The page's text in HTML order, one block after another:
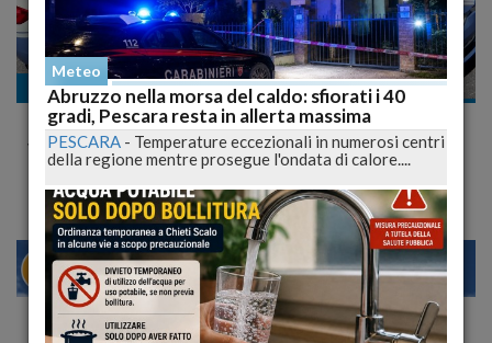
Cronaca nazionale
Getta la Compagna dal Cavalcavia. Giada
Voleva Lasciarlo
MILANO 22 27
Meteo
Abruzzo nella morsa del caldo: sfiorati i 40
gradi, Pescara resta in allerta massima
PESCARA - Temperature eccezionali in numerosi centri
della regione mentre prosegue l'ondata di calore....